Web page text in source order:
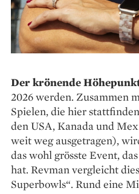
Der krönende
2026 werden. Zusammen
Spielen, die hier
den USA, Kanada und
weit weg ausgetragen),
das wohl grösste Event,
hat. Revman vergleicht
Superbowls“. Rund eine